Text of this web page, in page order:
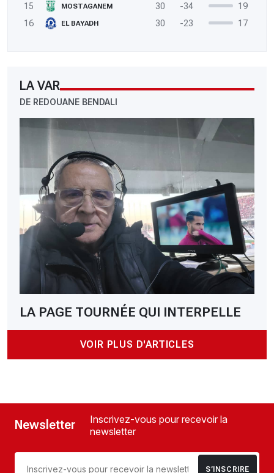
15
MOSTAGANEM 30 -34
19
16
EL BAYADH 30 -23 17
LA VAR
DE REDOUANE BENDALI
LA PAGE TOURNÉE QUI INTERPELLE
VOIR PLUS D'ARTICLES
Newsletter
Inscrivez-vous pour recevoir la
newsletter
S’INSCRIRE